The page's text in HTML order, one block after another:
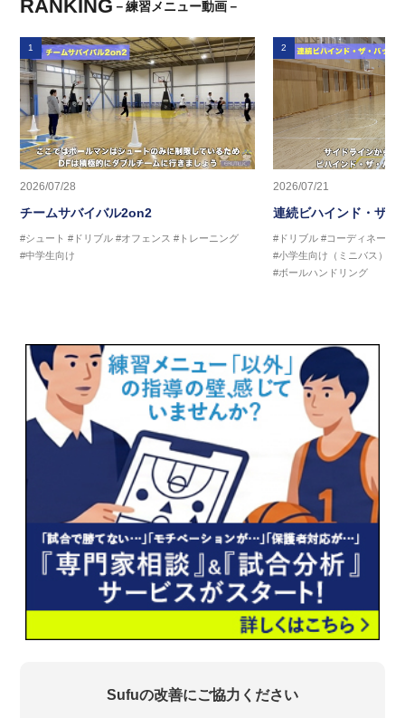
RANKING －練習メニュー動画－
1
2026/07/28
チームサバイバル2on2
#シュート #ドリブル #オフェンス #トレーニング
#中学生向け
2
2026/07/21
連続ビハインド・ザ・
#ドリブル #コーディネーシ
#小学生向け（ミニバス）
#ボールハンドリング
Sufuの改善にご協力ください